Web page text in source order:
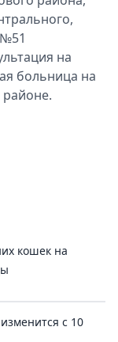
на
больница на
кошек на
с 10